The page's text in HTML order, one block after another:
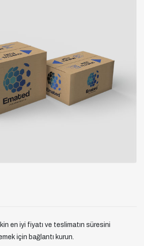
en iyi fiyatı ve teslimatın süresini
için bağlantı kurun.